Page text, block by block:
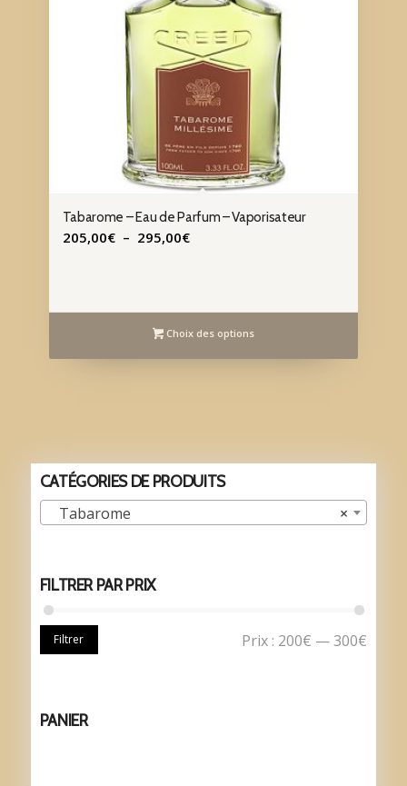
Tabarome – Eau de Parfum – Vaporisateur
205,00€ – 295,00€Plage
295,00€
Choix des options
CATÉGORIES DE PRODUITS
×
Tabarome
FILTRER PAR PRIX
Filtrer Prix : 200€ —300€
PANIER